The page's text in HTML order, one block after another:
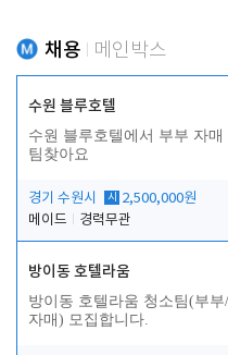
채용 메인박스
수원 블루호텔
수원 블루호텔에서 부부 자매
팀찾아요
경기 수원시 시
2,500,000원
메이드
경력무관
방이동 호텔라움
방이동 호텔라움 청소팀(부부/
자매) 모집합니다.